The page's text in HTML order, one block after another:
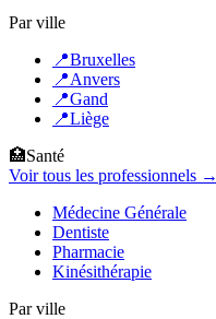
Par ville
📍Bruxelles
📍Anvers
📍Gand
📍Liège
🏥Santé
Voir tous les professionnels →
Médecine Générale
Dentiste
Pharmacie
Kinésithérapie
Par ville